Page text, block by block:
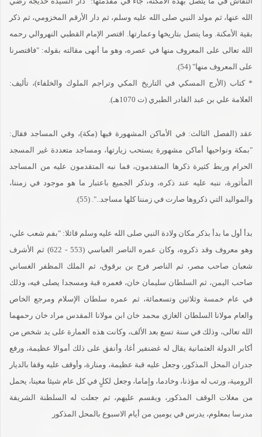
الله عنها، ثم مولد النبي صلى الله عليه وسلم، ثم دار الأرقم المخزومي، ثم ذكر
بقية الأمكنة. وما يتصل بتاريخها وعمارتها. اقتصر الإمام القطبي النهروالي رحمه
الله تعالى على المعروف منها في عصره، وهو ما أنهى مقالته بقوله: "فاقتصرنا
على المعروف منها" (54).
* كتاب (الأرج المسكي في التاريخ المكي وتراجم الملوك والخلفاء)، تأليف:
العلامة علي بن عبد القادر الطبري (ت 1070هـ).
عقد (الفصل الثالث: في الأماكن المشهورة فيها (مكة)، وفي المساجد فقال:
"بمكة ونواحيها أماكن مشهورة يستحب زيارتها، ومساجد متعددة غير المسجد
الحرام وربط كثيرة ذكرها المتقدمون، فما نبه المتقدمون عليه من المساجد
المأثورة، ننبه عليه عند ذكره، ونذكر الجميع باعتبار ما هو موجود في زمننا،
والمواليد التي ذكروها صارت في زمننا كلها مساجد..". (55).
بدأ أول ما بدأ بذكر مكان ولادة النبي صلى الله عليه وسلم قائلا: "بفم شعب علي،
وهو معروف وقد ذكروه، وكان عمره الناصر العباسي (553 - 622) ثم الأشرف
شعبان صاحب مصر، ثم الناصر فرج بن برقوق، ثم الملك المظفر الغساني
صاحب اليمن، ثم السلطان سليمان خان، فعمره قبة ومسجدا يصلى فيه، وذلك
في عام خمسة وثلاثين وتسعمائة، ثم عمره سلطان الإسلام ومرجع الخاص
والعام مولانا السلطان الغازي محمد خان ابن مولانا المقدس مراد خان رحمهما
الله تعالى، وذلك في سنة تسع بعد الألف، وكانت هذه العمارة على يد شخص من
أكابر الدولة العثمانية يقال له غضنفير أغا، وأنفق على ذلك أموالا عظيمة، ورفع
جدران المحل المذكور، وجعل عليه قبة عظيمة، ومنارة، وأوقف عليه وقفا بالديار
الرومية، ورتب له مؤذنا، وخادما، وإماما، وجعل لكلٍ في كل عام شيئا معينا، يحمل
من مغلات الوقف المذكور، ويقسم عليهم، ثم جعلت له السلطنة الشريفة
مدرسا بمعلوم، يدرس في يومين من أيام الاسبوع بالمحل المذكور